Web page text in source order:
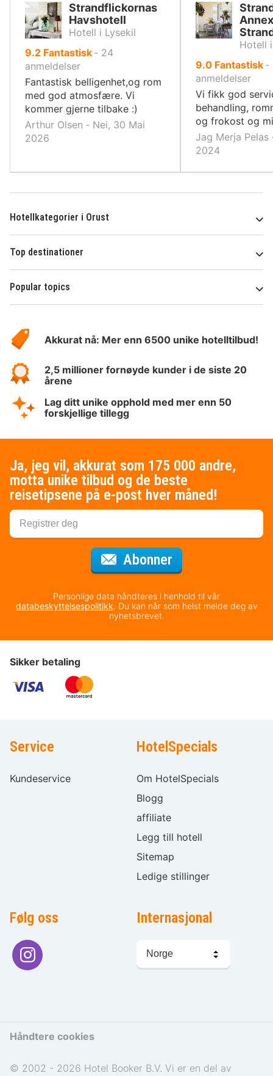
Strandflickornas
Havshotell
Hotell i Lysekil
9.2 av
10,
Fantastisk ‐ 24
anmeldelser
Fantastisk belligenhet,og rom
med god atmosfære. Vi
kommer gjerne tilbake :)
Arthur Olsen ‐ Nei, 30 Mai
2026
Annex
Hotell
9.0av
10,
Fantastisk ‐
anmeldelser
Vi fikk god
behandling,
og frokost og
Jag Merja Pelas
2024
Hotellkategorier i Orust
Top destinationer
Popular topics
Hotelspecials
Akkurat nå: Mer enn 6500 unike hotelltilbud!
2,5 millioner fornøyde kunder i de siste 20
årene
Lag ditt unike opphold med mer enn 50
forskjellige tillegg
Ja, jeg vil, akkurat som 175 000 andre,
motta unike tilbud og de beste
reisetipsene på e-post hver måned!
Abonner
Personlige data håndteres i henhold til vår
databeskyttelsespolitikk. Du kan når som helst melde deg av
nyhetsbrevet.
Sikker betaling
Service
Kundeservice
HotelSpecials
Om HotelSpecials
Blogg
affiliate
Legg till hotell
Sitemap
Ledige stillinger
Følg oss Internasjonal
Håndtere cookies
© 2002 - 2026 Hotel Booker B.V. Vi er en del av